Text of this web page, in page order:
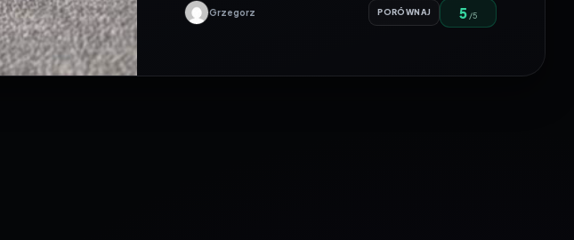
Grzegorz PORÓWNAJ 5 /5